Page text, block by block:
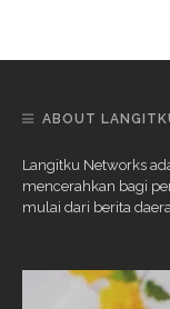
ABOUT
Langitku Networks
mencerahkan bagi
mulai dari berita